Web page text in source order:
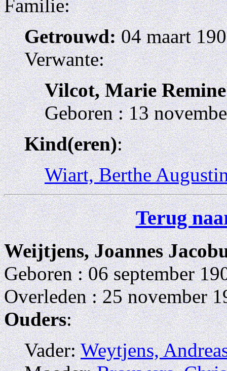
Familie:
Getrouwd:04 maart
Verwante:
Vilcot, Marie Remine
Geboren : 13
Kind(eren):
Wiart, Berthe
Terug
Weijtjens, Joannes
Geboren : 06 september
Overleden : 25 november
Ouders:
Vader:Weytjens,